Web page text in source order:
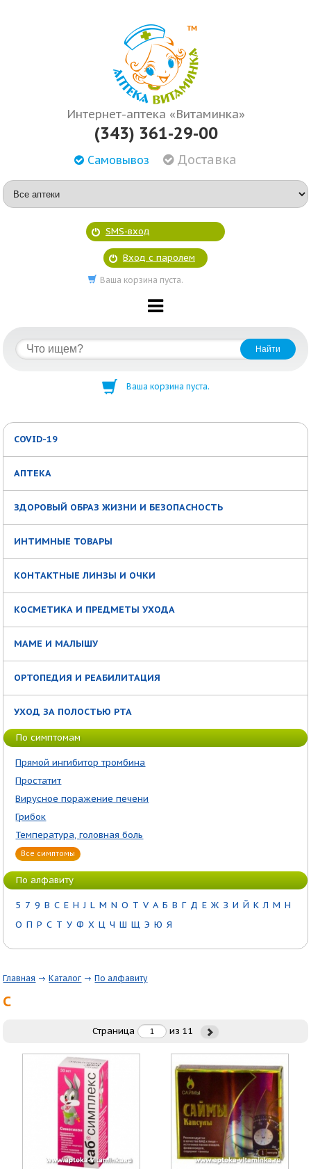
Интернет-аптека «Витаминка»
(343) 361-29-00
Самовывоз Доставка
SMS-вход
Вход с паролем
Ваша корзина пуста.
Ваша корзина пуста.
COVID-19
АПТЕКА
ЗДОРОВЫЙ ОБРАЗ ЖИЗНИ И БЕЗОПАСНОСТЬ
ИНТИМНЫЕ ТОВАРЫ
КОНТАКТНЫЕ ЛИНЗЫ И ОЧКИ
КОСМЕТИКА И ПРЕДМЕТЫ УХОДА
МАМЕ И МАЛЫШУ
ОРТОПЕДИЯ И РЕАБИЛИТАЦИЯ
УХОД ЗА ПОЛОСТЬЮ РТА
По симптомам
Прямой ингибитор тромбина
Простатит
Вирусное поражение печени
Грибок
Температура, головная боль
Все симптомы
По алфавиту
5 7 9 B C E H J L M N O T V А Б В Г Д Е Ж З И Й К Л М Н
О П Р С Т У Ф Х Ц Ч Ш Щ Э Ю Я
Главная Каталог По алфавиту
С
Страница из 11